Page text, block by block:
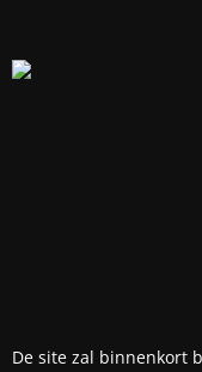
De site zal binnenkort